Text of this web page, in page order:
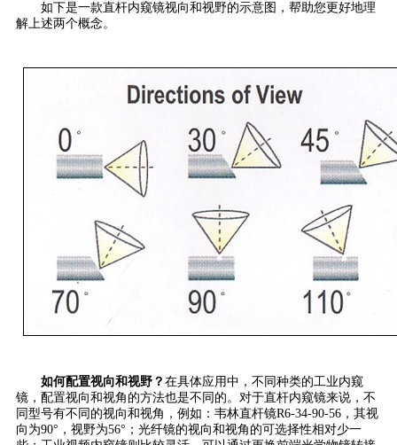
如下是一款直杆内窥镜视向和视野的示意图，帮助您更好地理
解上述两个概念。
如何配置视向和视野？ 在具体应用中，不同种类的工业内窥
镜，配置视向和视角的方法也是不同的。对于直杆内窥镜来说，不
同型号有不同的视向和视角，例如：韦林直杆镜R6-34-90-56，其视
向为90°，视野为56°；光纤镜的视向和视角的可选择性相对少一